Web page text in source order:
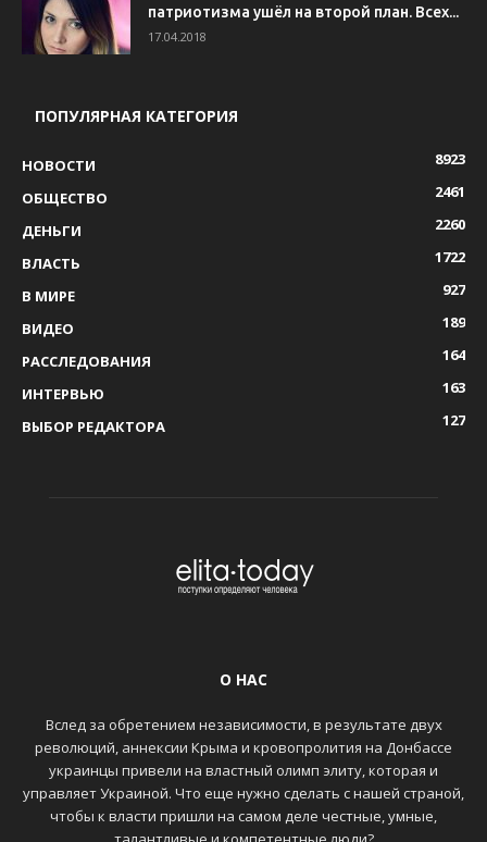
патриотизма ушёл на второй план. Всех...
17.04.2018
ПОПУЛЯРНАЯ КАТЕГОРИЯ
НОВОСТИ
8923
ОБЩЕСТВО
2461
ДЕНЬГИ
2260
ВЛАСТЬ
1722
В МИРЕ
927
ВИДЕО
189
РАССЛЕДОВАНИЯ
164
ИНТЕРВЬЮ
163
ВЫБОР РЕДАКТОРА
127
О НАС
Вслед за обретением независимости, в результате двух
революций, аннексии Крыма и кровопролития на Донбассе
украинцы привели на властный олимп элиту, которая и
управляет Украиной. Что еще нужно сделать с нашей страной,
чтобы к власти пришли на самом деле честные, умные,